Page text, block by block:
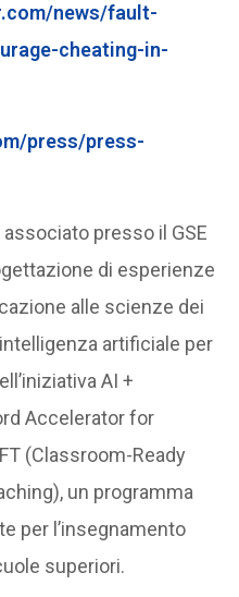
news/fault-
cheating-in-
press/press-
presso il GSE
di esperienze
alle scienze dei
artificiale per
AI +
Accelerator for
(Classroom-Ready
un programma
per l’insegnamento
superiori.